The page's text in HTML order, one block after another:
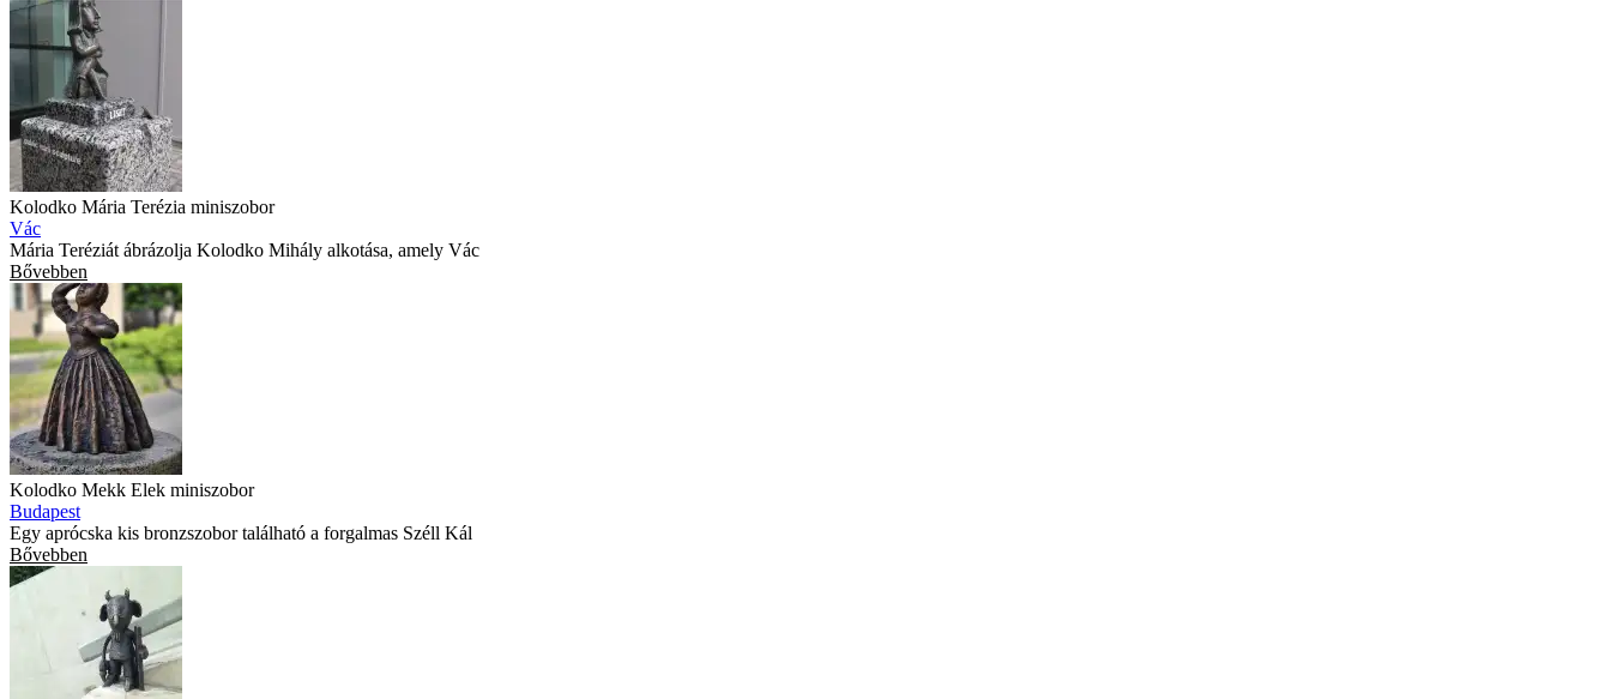
Kolodko Mária Terézia miniszobor
Vác
Mária Teréziát ábrázolja Kolodko Mihály alkotása, amely Vác
Bővebben
Kolodko Mekk Elek miniszobor
Budapest
Egy aprócska kis bronzszobor található a forgalmas Széll Kál
Bővebben